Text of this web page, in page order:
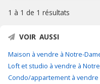
1 à 1 de 1 résultats
VOIR AUSSI
Maison à vendre à Notre-
Loft et studio à vendre à
Condo/appartement à